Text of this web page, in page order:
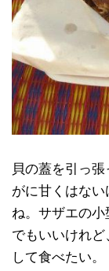
貝の蓋を引っ
がに甘くはな
ね。サザエの
でもいいけれ
して食べたい。